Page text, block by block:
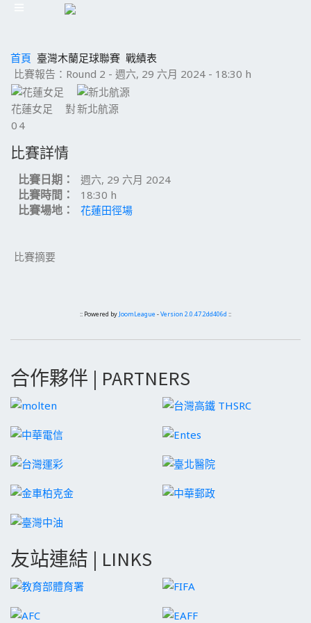
首頁 臺灣木蘭足球聯賽 戰績表
比賽報告：Round 2 - 週六, 29 六月 2024 - 18:30 h
花蓮女足 對新北航源
0 4
比賽詳情
比賽日期： 週六, 29 六月 2024
比賽時間： 18:30 h
比賽場地： 花蓮田徑場
比賽摘要
:: Powered by JoomLeague -Version 2.0.47.2dd406d ::
合作夥伴 | PARTNERS
友站連結 | LINKS